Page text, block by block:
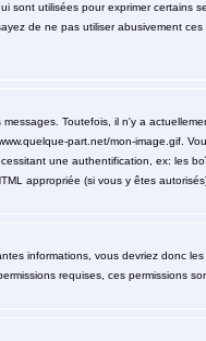
sont utilisées pour exprimer certains
de ne pas utiliser abusivement
Toutefois, il n'y a
part.net/mon-image.gif.
une authentification, ex: les
appropriée (si vous y êtes
informations, vous devriez donc
requises, ces permissions